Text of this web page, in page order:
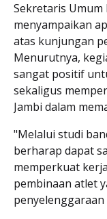
Sekretaris Umum
menyampaikan
atas kunjungan
Menurutnya,
sangat positif
sekaligus
Jambi dalam
"Melalui studi
berharap dapat
memperkuat
pembinaan atlet